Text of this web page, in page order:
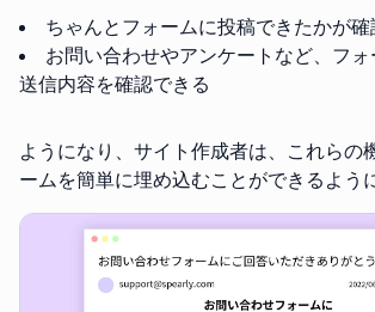
ちゃんとフォームに投稿できたかが確
お問い合わせやアンケートなど、フ
送信内容を確認できる
ようになり、サイト作成者は、これらの
ームを簡単に埋め込むことができるよう